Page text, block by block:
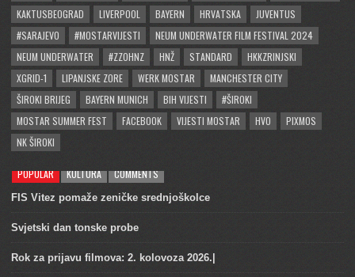
KAKTUSBEOGRAD
LIVERPOOL BAYERN HRVATSKA
JUVENTUS
#SARAJEVO
#MOSTARVIJESTI
NEUM UNDERWATER FILM FESTIVAL 2024
NEUM UNDERWATER
#ZZOHNZ HNŽ STANDARD
HKKZRINJSKI
XGRID-1
LIPANJSKE ZORE WERK MOSTAR
MANCHESTER CITY
ŠIROKI BRIJEG
BAYERN MUNICH BIH VIJESTI
#ŠIROKI
MOSTAR SUMMER FEST
FACEBOOK VIJESTI MOSTAR HVO
PIXMOS
NK ŠIROKI
POPULAR KULTURA COMMENTS
FIS Vitez pomaže zeničke srednjoškolce
Svjetski dan tonske probe
Rok za prijavu filmova: 2. kolovoza 2026.|